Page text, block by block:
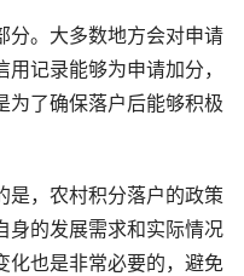
分。大多数地方会对申请
记录能够为申请加分，
为了确保落户后能够积极
是，农村积分落户的政策
身的发展需求和实际情况
化也是非常必要的，避免